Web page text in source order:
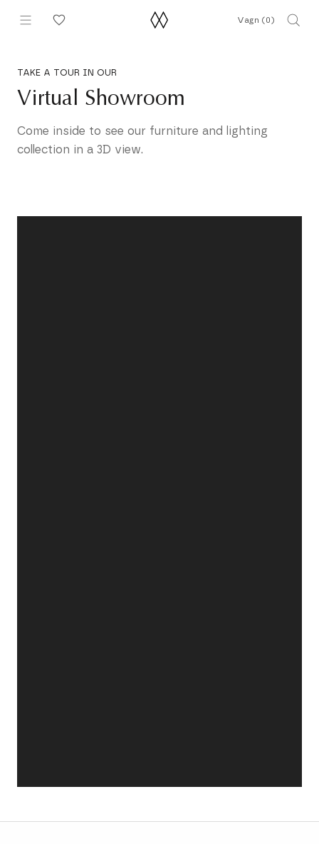
Vagn (0)
TAKE A TOUR IN OUR
Virtual Showroom
Come inside to see our furniture and lighting
collection in a 3D view.